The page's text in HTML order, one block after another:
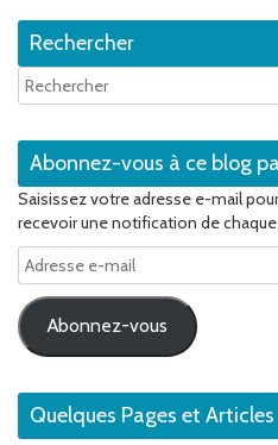
Rechercher
Abonnez-vous à ce blog
Saisissez votre adresse e-mail
recevoir une notification de
Adresse
e-
mail
Abonnez-vous
Quelques Pages et Articles